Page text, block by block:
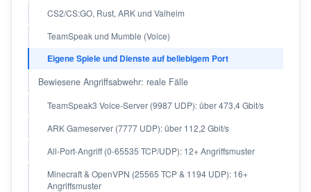
CS2/CS:GO, Rust, ARK und Valheim
TeamSpeak und Mumble (Voice)
Eigene Spiele und Dienste auf beliebigem Port
Bewiesene Angriffsabwehr: reale Fälle
TeamSpeak3 Voice-Server (9987 UDP): über 473,4 Gbit/s
ARK Gameserver (7777 UDP): über 112,2 Gbit/s
All-Port-Angriff (0-65535 TCP/UDP): 12+ Angriffsmuster
Minecraft & OpenVPN (25565 TCP & 1194 UDP): 16+
Angriffsmuster